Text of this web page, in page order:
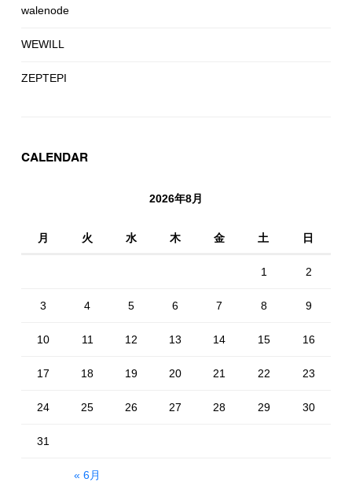
walenode
WEWILL
ZEPTEPI
CALENDAR
2026年8月
月 火 水 木 金 土 日
« 6月
1 2
3 4 5 6 7 8 9
10 11 12 13 14 15 16
17 18 19 20 21 22 23
24 25 26 27 28 29 30
31